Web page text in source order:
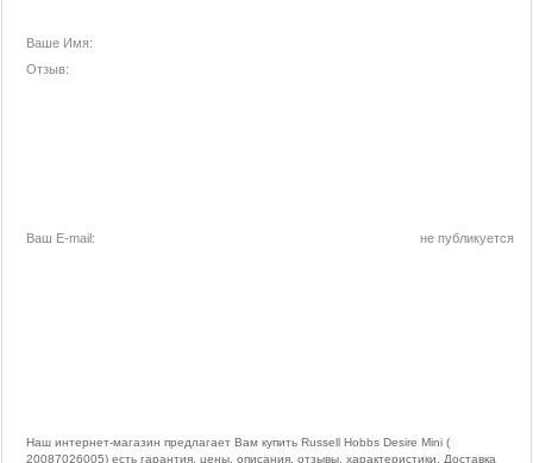
Ваше Имя:
Отзыв:
не публикуется
Ваш E-mail:
Наш интернет-магазин предлагает Вам купить Russell Hobbs Desire Mini (
20087026005) есть гарантия, цены, описания, отзывы, характеристики. Доставка